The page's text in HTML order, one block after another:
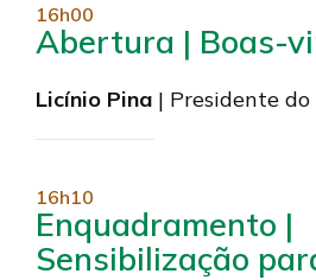
16h00
Abertura | Boas-
Licínio Pina | Presidente
16h10
Enquadramento |
Sensibilização